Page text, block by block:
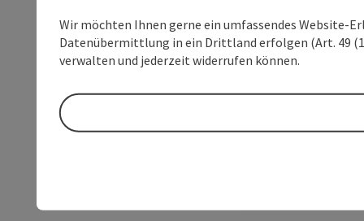
Wir möchten Ihnen gerne ein umfassendes Website-
Datenübermittlung in ein Drittland erfolgen (Art. 49
verwalten und jederzeit widerrufen können.